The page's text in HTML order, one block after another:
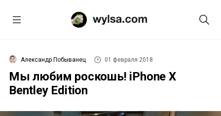
Александр Побыванец 01 февраля 2018
Мы любим роскошь! iPhone X
Bentley Edition